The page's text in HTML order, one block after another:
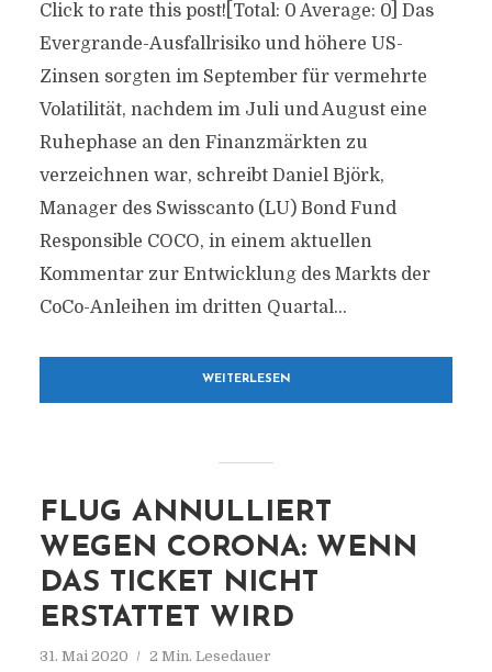
Click to rate this post![Total: 0 Average: 0] Das
Evergrande-Ausfallrisiko und höhere US-
Zinsen sorgten im September für vermehrte
Volatilität, nachdem im Juli und August eine
Ruhephase an den Finanzmärkten zu
verzeichnen war, schreibt Daniel Björk,
Manager des Swisscanto (LU) Bond Fund
Responsible COCO, in einem aktuellen
Kommentar zur Entwicklung des Markts der
CoCo-Anleihen im dritten Quartal...
WEITERLESEN
FLUG ANNULLIERT
WEGEN CORONA: WENN
DAS TICKET NICHT
ERSTATTET WIRD
31. Mai 2020 2 Min. Lesedauer